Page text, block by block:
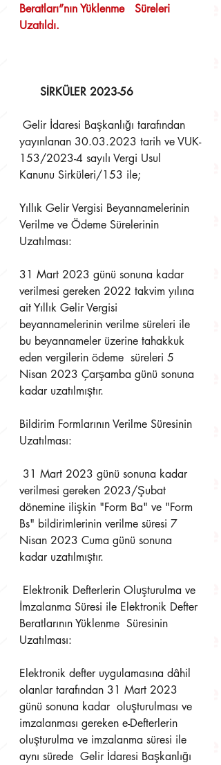
Beratları”nın Yüklenme   Süreleri
Uzatıldı.
SİRKÜLER 2023-56
yayınlanan 30.03.2023 tarih ve VUK-
153/2023-4 sayılı Vergi Usul
Kanunu Sirküleri/153 ile;
Yıllık Gelir Vergisi Beyannamelerinin
Verilme ve Ödeme Sürelerinin
Uzatılması:
31 Mart 2023 günü sonuna kadar
verilmesi gereken 2022 takvim yılına
ait Yıllık Gelir Vergisi
beyannamelerinin verilme süreleri ile
bu beyannameler üzerine tahakkuk
eden vergilerin ödeme  süreleri 5
Nisan 2023 Çarşamba günü sonuna
kadar uzatılmıştır.
Bildirim Formlarının Verilme Süresinin
Uzatılması:
verilmesi gereken 2023/Şubat
dönemine ilişkin "Form Ba" ve "Form
Bs" bildirimlerinin verilme süresi 7
Nisan 2023 Cuma günü sonuna
kadar uzatılmıştır.
İmzalanma Süresi ile Elektronik Defter
Beratlarının Yüklenme  Süresinin
Uzatılması:
Elektronik defter uygulamasına dâhil
olanlar tarafından 31 Mart 2023
günü sonuna kadar  oluşturulması ve
imzalanması gereken e-Defterlerin
oluşturulma ve imzalanma süresi ile
aynı sürede  Gelir İdaresi Başkanlığı